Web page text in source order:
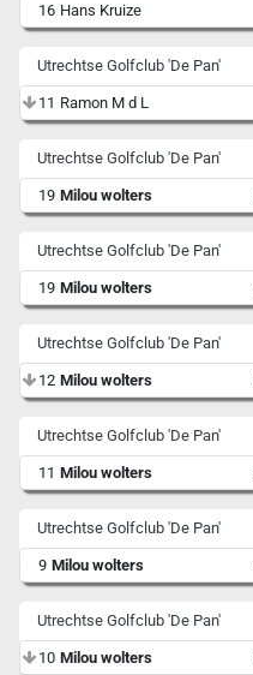
16 Hans Kruize
Utrechtse Golfclub 'De Pan'
11 Ramon M d L
Utrechtse Golfclub 'De Pan'
19 Milou wolters
Utrechtse Golfclub 'De Pan'
19 Milou wolters
Utrechtse Golfclub 'De Pan'
12 Milou wolters
Utrechtse Golfclub 'De Pan'
11 Milou wolters
Utrechtse Golfclub 'De Pan'
9 Milou wolters
Utrechtse Golfclub 'De Pan'
10 Milou wolters